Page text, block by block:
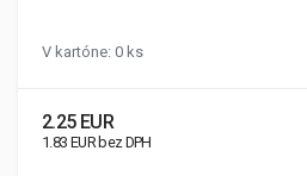
V kartóne: 0 ks
2.25 EUR
1.83 EUR bez DPH